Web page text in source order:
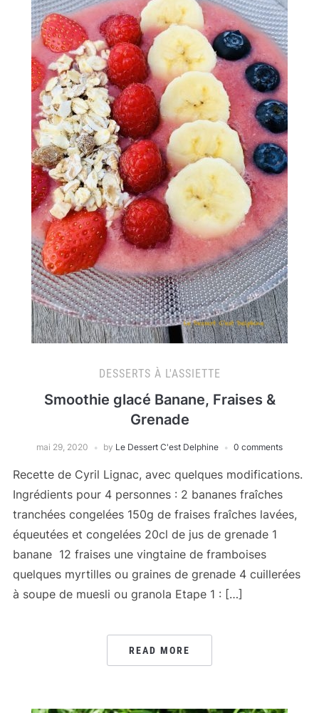
DESSERTS À L'ASSIETTE
Smoothie glacé Banane, Fraises &
Grenade
mai 29, 2020 by Le Dessert C'est Delphine 0 comments
Recette de Cyril Lignac, avec quelques modifications.
Ingrédients pour 4 personnes : 2 bananes fraîches
tranchées congelées 150g de fraises fraîches lavées,
équeutées et congelées 20cl de jus de grenade 1
banane 12 fraises une vingtaine de framboises
quelques myrtilles ou graines de grenade 4 cuillerées
à soupe de muesli ou granola Etape 1 : […]
READ MORE